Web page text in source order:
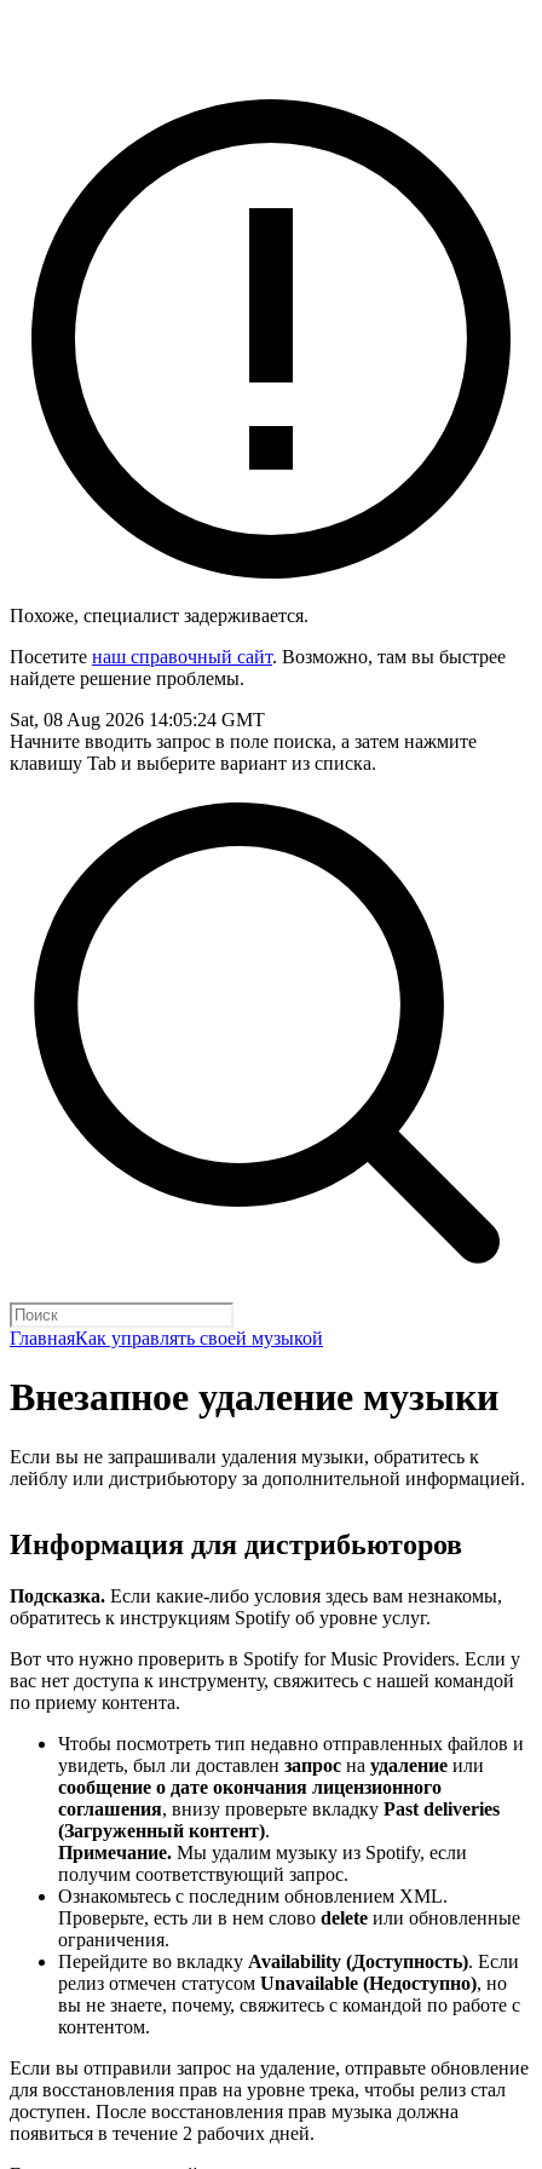
Похоже, специалист задерживается.
Посетите наш справочный сайт. Возможно, там вы быстрее
найдете решение проблемы.
Sat, 08 Aug 2026 14:05:24 GMT
Начните вводить запрос в поле поиска, а затем нажмите
клавишу Tab и выберите вариант из списка.
ГлавнаяКак управлять своей музыкой
Внезапное удаление музыки
Если вы не запрашивали удаления музыки, обратитесь к
лейблу или дистрибьютору за дополнительной информацией.
Информация для дистрибьюторов
Подсказка. Если какие-либо условия здесь вам незнакомы,
обратитесь к инструкциям Spotify об уровне услуг.
Вот что нужно проверить в Spotify for Music Providers. Если у
вас нет доступа к инструменту, свяжитесь с нашей командой
по приему контента.
Чтобы посмотреть тип недавно отправленных файлов и
увидеть, был ли доставлен запрос на удаление или
сообщение о дате окончания лицензионного
соглашения, внизу проверьте вкладку Past deliveries
(Загруженный контент).
Примечание. Мы удалим музыку из Spotify, если
получим соответствующий запрос.
Ознакомьтесь с последним обновлением XML.
Проверьте, есть ли в нем слово delete или обновленные
ограничения.
Перейдите во вкладку Availability (Доступность). Если
релиз отмечен статусом Unavailable (Недоступно), но
вы не знаете, почему, свяжитесь с командой по работе с
контентом.
Если вы отправили запрос на удаление, отправьте обновление
для восстановления прав на уровне трека, чтобы релиз стал
доступен. После восстановления прав музыка должна
появиться в течение 2 рабочих дней.